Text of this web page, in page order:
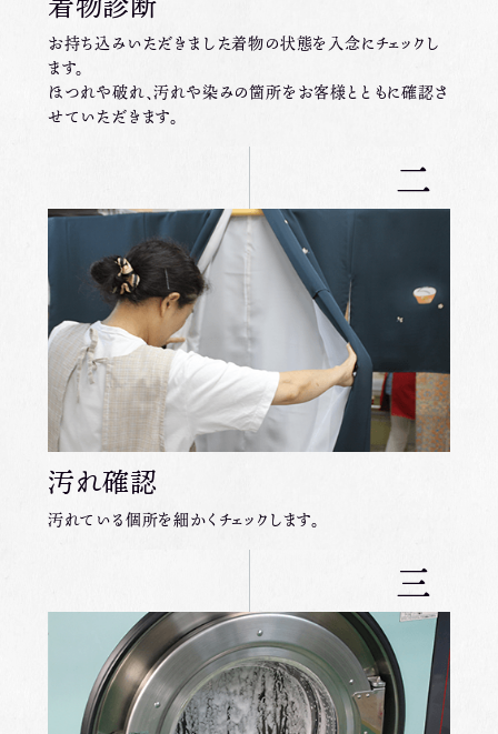
お持ち込みいただきました着物の状態を入念にチェックし
ます。
ほつれや破れ、汚れや染みの箇所をお客様とともに確認さ
せていただきます。
二
汚れ確認
汚れている個所を細かくチェックします。
三